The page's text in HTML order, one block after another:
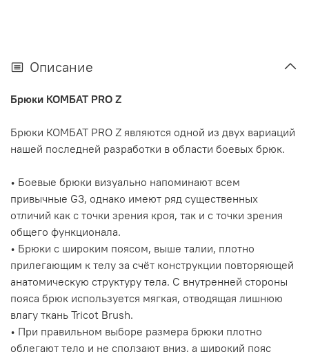
Описание
Брюки КОМБАТ PRO Z
Брюки КОМБАТ PRO Z являются одной из двух вариаций
нашей последней разработки в области боевых брюк.
• Боевые брюки визуально напоминают всем
привычные G3, однако имеют ряд существенных
отличий как с точки зрения кроя, так и с точки зрения
общего функционала.
• Брюки с широким поясом, выше талии, плотно
прилегающим к телу за счёт конструкции повторяющей
анатомическую структуру тела. С внутренней стороны
пояса брюк используется мягкая, отводящая лишнюю
влагу ткань Tricot Brush.
• При правильном выборе размера брюки плотно
облегают тело и не сползают вниз, а широкий пояс